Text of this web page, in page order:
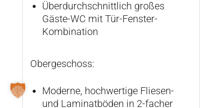
Überdurchschnittlich großes
Gäste-WC mit Tür-Fenster-
Kombination
Obergeschoss:
Moderne, hochwertige Fliesen-
und Laminatböden in 2-facher